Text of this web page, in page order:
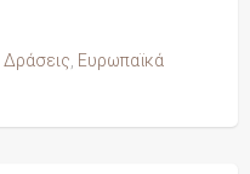
Δράσεις, Ευρωπαϊκά